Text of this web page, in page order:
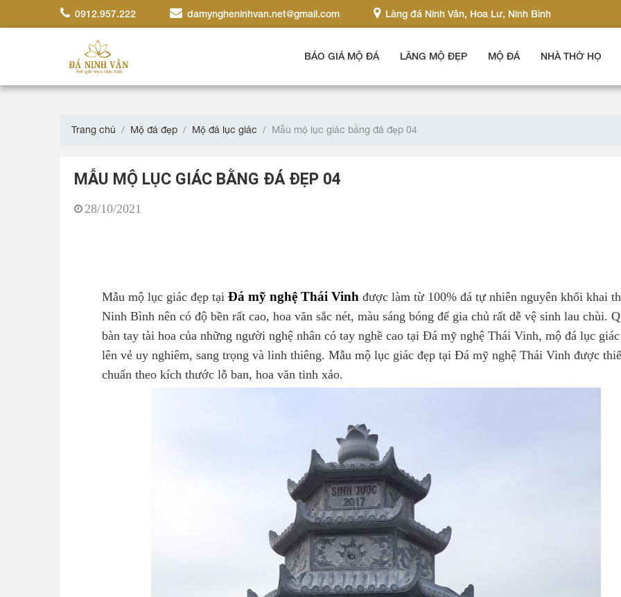
0912.957.222 damyngheninhvan.net@gmail.com Làng đá Ninh Vân, Hoa Lư, Ninh Bình
BÁO GIÁ MỘ ĐÁ LĂNG MỘ ĐẸP MỘ ĐÁ NHÀ THỜ HỌ
Trang chủ Mộ đá đẹp Mộ đá lục giác Mẫu mộ lục giác bằng đá đẹp 04
MẪU MỘ LỤC GIÁC BẰNG ĐÁ ĐẸP 04
28/10/2021
Mẫu mộ lục giác đẹp tại Đá mỹ nghệ Thái Vinh được làm từ 100% đá tự nhiên nguyên khối khai
Ninh Bình nên có độ bền rất cao, hoa văn sắc nét, màu sáng bóng để gia chủ rất dễ vệ sinh lau chùi.
bàn tay tài hoa của những người nghệ nhân có tay nghề cao tại Đá mỹ nghệ Thái Vinh, mộ đá lục
lên vẻ uy nghiêm, sang trọng và linh thiêng. Mẫu mộ lục giác đẹp tại Đá mỹ nghệ Thái Vinh được
chuẩn theo kích thước lỗ ban, hoa văn tinh xảo.